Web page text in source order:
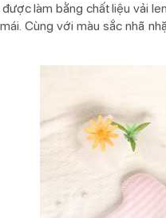
làm bằng chất liệu vải
Cùng với màu sắc nhã